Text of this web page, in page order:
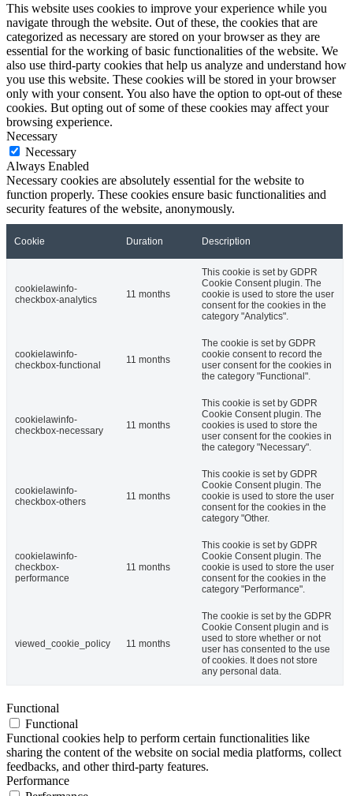
This website uses cookies to improve your experience while you
navigate through the website. Out of these, the cookies that are
categorized as necessary are stored on your browser as they are
essential for the working of basic functionalities of the website. We
also use third-party cookies that help us analyze and understand how
you use this website. These cookies will be stored in your browser
only with your consent. You also have the option to opt-out of these
cookies. But opting out of some of these cookies may affect your
browsing experience.
Necessary
Necessary
Always Enabled
Necessary cookies are absolutely essential for the website to
function properly. These cookies ensure basic functionalities and
security features of the website, anonymously.
Cookie Duration Description
cookielawinfo-
checkbox-analytics
11 months
This cookie is set by GDPR
Cookie Consent plugin. The
cookie is used to store the user
consent for the cookies in the
category "Analytics".
cookielawinfo-
checkbox-functional
11 months
The cookie is set by GDPR
cookie consent to record the
user consent for the cookies in
the category "Functional".
cookielawinfo-
checkbox-necessary
11 months
This cookie is set by GDPR
Cookie Consent plugin. The
cookies is used to store the
user consent for the cookies in
the category "Necessary".
cookielawinfo-
checkbox-others
11 months
This cookie is set by GDPR
Cookie Consent plugin. The
cookie is used to store the user
consent for the cookies in the
category "Other.
cookielawinfo-
checkbox-
performance
11 months
This cookie is set by GDPR
Cookie Consent plugin. The
cookie is used to store the user
consent for the cookies in the
category "Performance".
viewed_cookie_policy 11 months
The cookie is set by the GDPR
Cookie Consent plugin and is
used to store whether or not
user has consented to the use
of cookies. It does not store
any personal data.
Functional
Functional
Functional cookies help to perform certain functionalities like
sharing the content of the website on social media platforms, collect
feedbacks, and other third-party features.
Performance